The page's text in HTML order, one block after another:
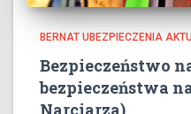
BERNAT UBEZPIECZENIA
Bezpieczeństwo
bezpieczeństwa
Narciarza)